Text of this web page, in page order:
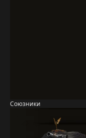
Союзники